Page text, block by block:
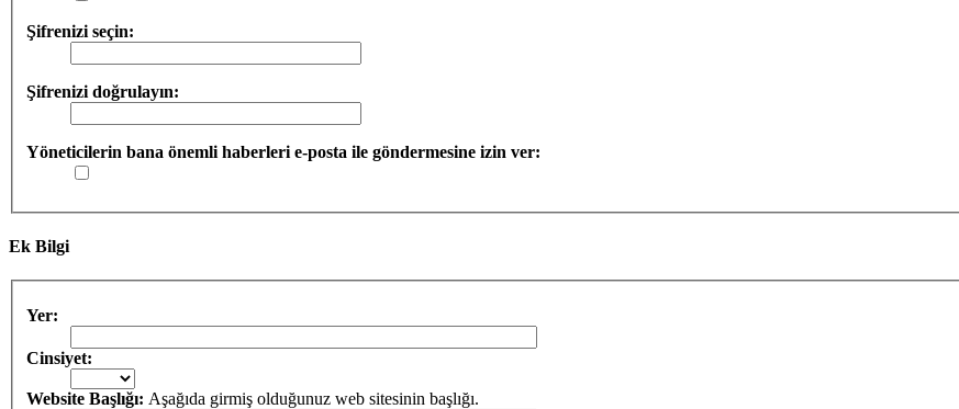
Şifrenizi seçin:
Şifrenizi doğrulayın:
Yöneticilerin bana önemli haberleri e-posta ile göndermesine izin ver:
Ek Bilgi
Yer:
Cinsiyet:
Website Başlığı: Aşağıda girmiş olduğunuz web sitesinin başlığı.